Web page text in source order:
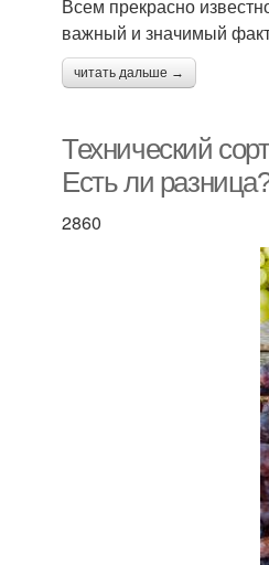
Всем прекрасно
важный и значимый
читать дальше →
Технический
Есть ли
2860